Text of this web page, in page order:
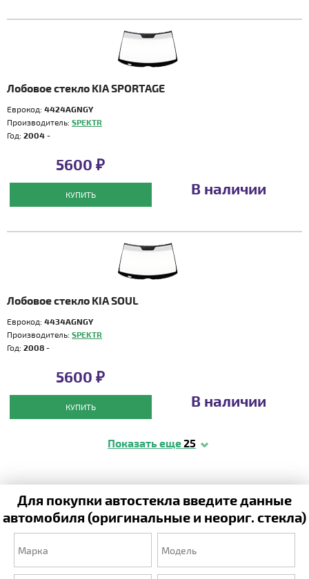
Лобовое стекло KIA SPORTAGE
Еврокод: 4424AGNGY
Производитель: SPEKTR
Год: 2004 -
5600 ₽
КУПИТЬ В наличии
Лобовое стекло KIA SOUL
Еврокод: 4434AGNGY
Производитель: SPEKTR
Год: 2008 -
5600 ₽
КУПИТЬ В наличии
Показать еще25
Для покупки автостекла введите данные
автомобиля (оригинальные и неориг. стекла)